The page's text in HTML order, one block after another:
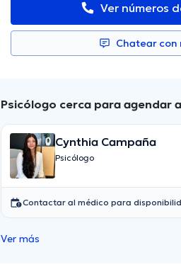
Ver números
Chatear
Psicólogo cerca para agendar
Cynthia Campaña
Psicólogo
Contactar al médico para
Ver más